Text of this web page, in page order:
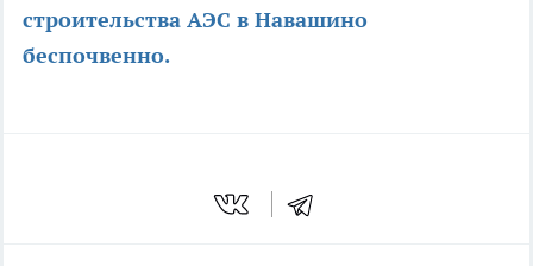
строительства АЭС в Навашино
беспочвенно.